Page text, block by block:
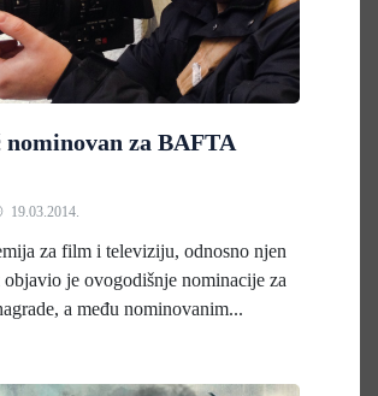
nominovan za BAFTA
19.03.2014.
za film i televiziju, odnosno njen
je ovogodišnje nominacije za
a među nominovanim...